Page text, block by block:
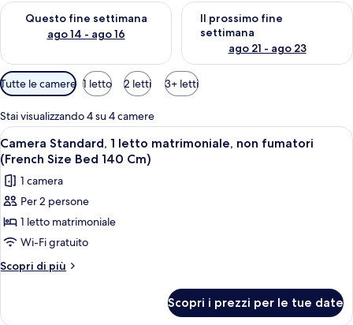
Questo fine settimana
ago 14 - ago 16
Verifica la disponibilità per questo fine settimana, ago 14 -
Il prossimo fine
settimana
ago 21 - ago 23
Verifica la disponibilità per il
Filtri
disponibili
per
le
camere
Tutte le camere 1 letto 2 letti 3+ letti
Stai visualizzando 4 su 4 camere
Apri
tutte
le
foto
per
Camera
Standard,
1
non
Una camera d'albergo con un letto,
10
Camera Standard, 1 letto matrimoniale, non fumatori
(French Size Bed 140 Cm)
1 camera
Per 2 persone
1 letto matrimoniale
Wi-Fi gratuito
Scopri di più
Altri
Standard,
Scopri i prezzi per le tue date